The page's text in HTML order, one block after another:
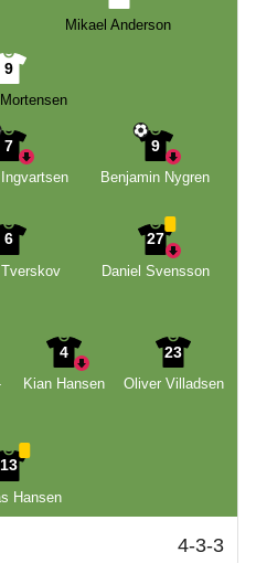
Mikael Anderson
9
7
9
Benjamin Nygren
6
27
Daniel Svensson
4
Kian Hansen
23
Oliver Villadsen
13
Hansen
4-3-3